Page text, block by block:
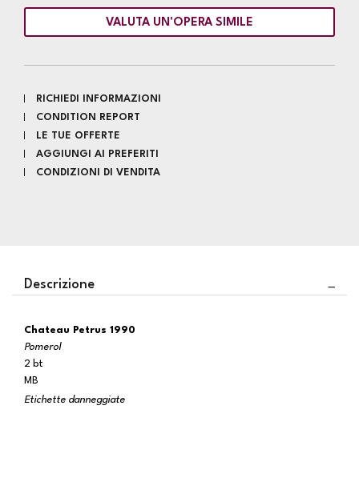
VALUTA UN'OPERA SIMILE
RICHIEDI INFORMAZIONI
CONDITION REPORT
LE TUE OFFERTE
AGGIUNGI AI PREFERITI
CONDIZIONI DI VENDITA
Descrizione
Chateau Petrus 1990
Pomerol
2 bt
MB
Etichette danneggiate